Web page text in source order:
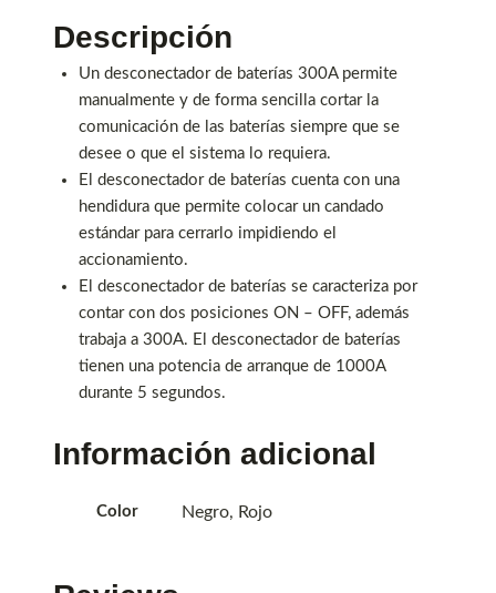
Descripción
Un desconectador de baterías 300A permite
manualmente y de forma sencilla cortar la
comunicación de las baterías siempre que se
desee o que el sistema lo requiera.
El desconectador de baterías cuenta con una
hendidura que permite colocar un candado
estándar para cerrarlo impidiendo el
accionamiento.
El desconectador de baterías se caracteriza por
contar con dos posiciones ON – OFF, además
trabaja a 300A. El desconectador de baterías
tienen una potencia de arranque de 1000A
durante 5 segundos.
Información adicional
Color Negro, Rojo